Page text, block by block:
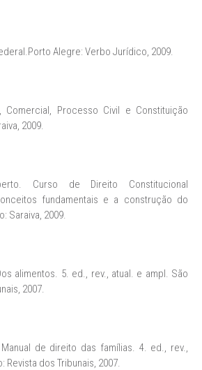
Alegre: Verbo Jurídico, 2009.
Comercial, Processo Civil e Constituição
2009.
Curso de Direito Constitucional
fundamentais e a construção do
Saraiva, 2009.
alimentos. 5. ed., rev., atual. e ampl. São
2007.
de direito das famílias. 4. ed., rev.,
Revista dos Tribunais, 2007.